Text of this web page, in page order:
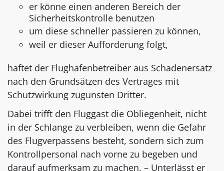
er könne einen anderen Bereich der
Sicherheitskontrolle benutzen
um diese schneller passieren zu können,
weil er dieser Aufforderung folgt,
haftet der Flughafenbetreiber aus Schadenersatz
nach den Grundsätzen des Vertrages mit
Schutzwirkung zugunsten Dritter.
Dabei trifft den Fluggast die Obliegenheit, nicht
in der Schlange zu verbleiben, wenn die Gefahr
des Flugverpassens besteht, sondern sich zum
Kontrollpersonal nach vorne zu begeben und
darauf aufmerksam zu machen. – Unterlässt er